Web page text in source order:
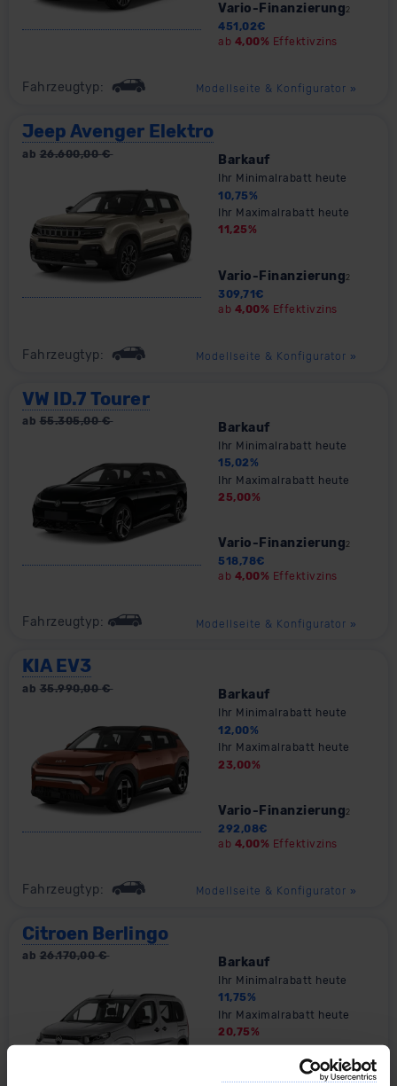
Vario-Finanzierung2
451,02€
ab 4,00% Effektivzins
Fahrzeugtyp: Modellseite & Konfigurator »
Jeep Avenger Elektro
ab 26.600,00€ Barkauf
Ihr Minimalrabatt heute
10,75%
Ihr Maximalrabatt heute
11,25%
Vario-Finanzierung 2
309,71€
ab 4,00% Effektivzins
Fahrzeugtyp: Modellseite & Konfigurator »
VW ID.7 Tourer
ab 55.305,00€ Barkauf
Ihr Minimalrabatt heute
15,02%
Ihr Maximalrabatt heute
25,00%
Vario-Finanzierung2
518,78€
ab 4,00% Effektivzins
Fahrzeugtyp: Modellseite & Konfigurator »
KIA EV3
ab 35.990,00€ Barkauf
Ihr Minimalrabatt heute
12,00%
Ihr Maximalrabatt heute
23,00%
Vario-Finanzierung2
292,08€
ab 4,00% Effektivzins
Fahrzeugtyp: Modellseite & Konfigurator »
Citroen Berlingo
ab 26.170,00€ Barkauf
Ihr Minimalrabatt heute
11,75%
Ihr Maximalrabatt heute
20,75%
Vario-Finanzierung2